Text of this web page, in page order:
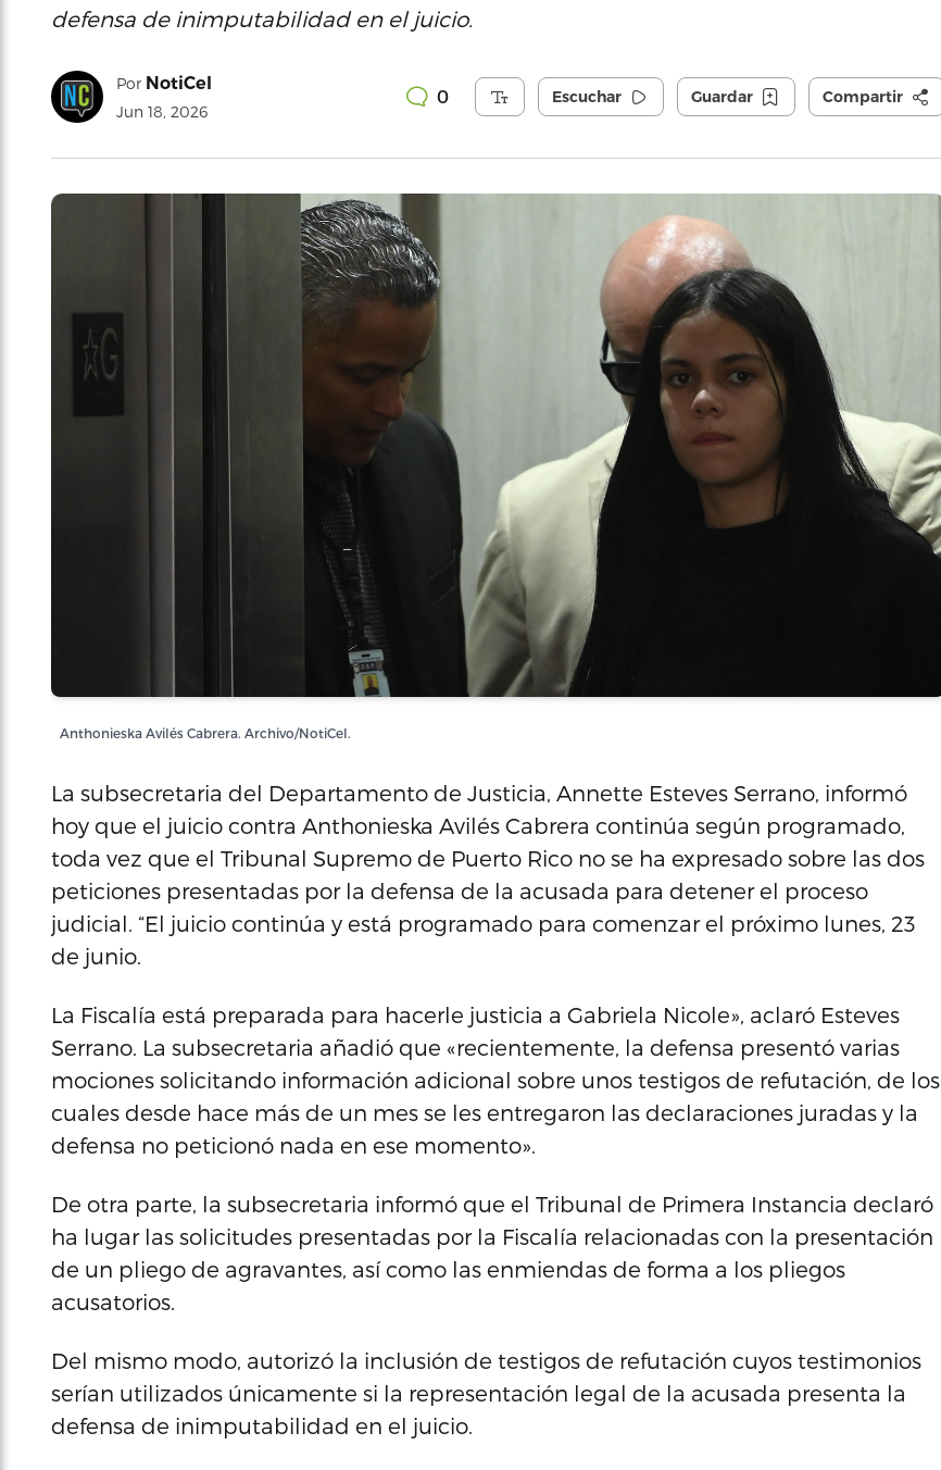
defensa de inimputabilidad en el juicio.
Por NotiCel
Jun 18, 2026
0 Escuchar Guardar Compartir
Anthonieska Avilés Cabrera. Archivo/NotiCel.
La subsecretaria del Departamento de Justicia, Annette Esteves Serrano, informó
hoy que el juicio contra Anthonieska Avilés Cabrera continúa según programado,
toda vez que el Tribunal Supremo de Puerto Rico no se ha expresado sobre las dos
peticiones presentadas por la defensa de la acusada para detener el proceso
judicial. “El juicio continúa y está programado para comenzar el próximo lunes, 23
de junio.
La Fiscalía está preparada para hacerle justicia a Gabriela Nicole», aclaró Esteves
Serrano. La subsecretaria añadió que «recientemente, la defensa presentó varias
mociones solicitando información adicional sobre unos testigos de refutación, de los
cuales desde hace más de un mes se les entregaron las declaraciones juradas y la
defensa no peticionó nada en ese momento».
De otra parte, la subsecretaria informó que el Tribunal de Primera Instancia declaró
ha lugar las solicitudes presentadas por la Fiscalía relacionadas con la presentación
de un pliego de agravantes, así como las enmiendas de forma a los pliegos
acusatorios.
Del mismo modo, autorizó la inclusión de testigos de refutación cuyos testimonios
serían utilizados únicamente si la representación legal de la acusada presenta la
defensa de inimputabilidad en el juicio.